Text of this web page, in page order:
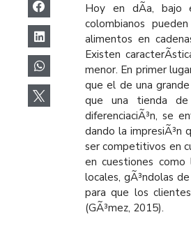
Hoy en dÃ­a, bajo
colombianos
alimentos en
Existen
menor. En primer
que el de una
que una tienda
diferenciaciÃ³n, se
dando la impresiÃ³n
ser competitivos en
en cuestiones como
locales, gÃ³ndolas
para que los
(GÃ³mez, 2015).